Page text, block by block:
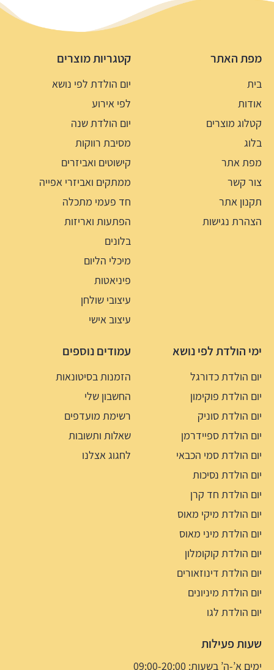
מפת האתר
בית
אודות
קטלוג מוצרים
בלוג
מפת אתר
צור קשר
תקנון אתר
הצהרת נגישות
קטגריות מוצרים
יום הולדת לפי נושא
לפי אירוע
יום הולדת שנה
מסיבת רווקות
קישוטים ואביזרים
ממתקים ואביזרי אפייה
חד פעמי מתכלה
הפתעות ואריזות
בלונים
מיכלי הליום
פיניאטות
עיצובי שולחן
עיצוב אישי
ימי הולדת לפי נושא
יום הולדת כדורגל
יום הולדת פוקימון
יום הולדת סוניק
יום הולדת ספיידרמן
יום הולדת סמי הכבאי
יום הולדת נסיכות
יום הולדת חד קרן
יום הולדת מיקי מאוס
יום הולדת מיני מאוס
יום הולדת קוקומלון
יום הולדת דינוזאורים
יום הולדת מיניונים
יום הולדת לגו
עמודים נוספים
הזמנות בסיטונאות
החשבון שלי
רשימת מועדפים
שאלות ותשובות
לחגוג אצלנו
שעות פעילות
ימים א’-ה’ בשעות: 09:00-20:00